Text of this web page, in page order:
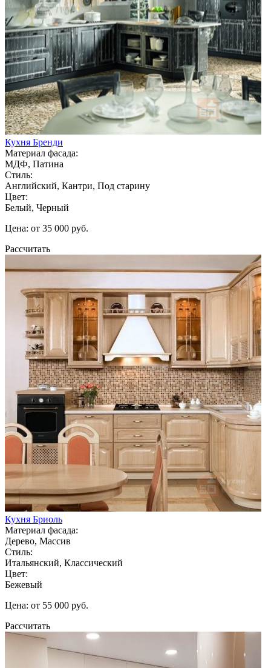
Кухня Бренди
Материал фасада:
МДФ, Патина
Стиль:
Английский, Кантри, Под старину
Цвет:
Белый, Черный
Цена: от 35 000 руб.
Рассчитать
Кухня Бриоль
Материал фасада:
Дерево, Массив
Стиль:
Итальянский, Классический
Цвет:
Бежевый
Цена: от 55 000 руб.
Рассчитать